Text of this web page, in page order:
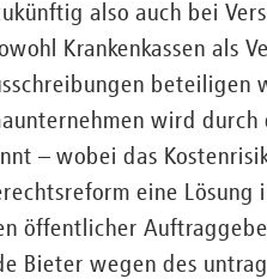
also auch bei
Krankenkassen als
wird
– wobei das
eine
öffentlicher
Bieter wegen des